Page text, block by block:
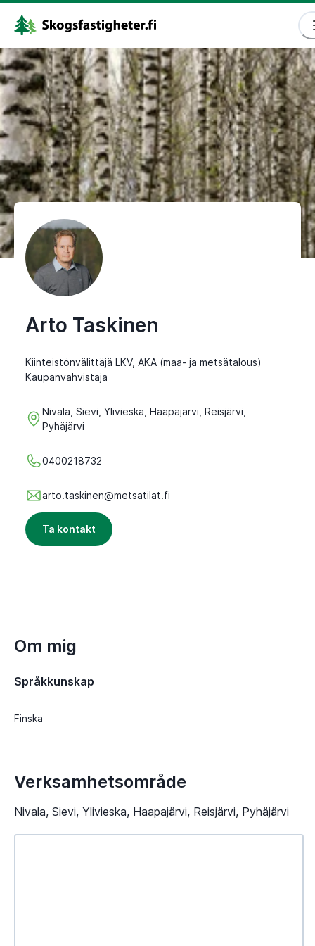
Arto Taskinen
Kiinteistönvälittäjä LKV, AKA (maa- ja metsätalous)
Kaupanvahvistaja
Nivala, Sievi, Ylivieska, Haapajärvi, Reisjärvi,
Pyhäjärvi
0400218732
arto.taskinen@metsatilat.fi
Ta kontakt
Om mig
Språkkunskap
Finska
Verksamhetsområde
Nivala, Sievi, Ylivieska, Haapajärvi, Reisjärvi, Pyhäjärvi